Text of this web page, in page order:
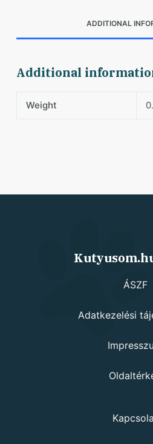
ADDITIONAL
Additional
Weight
ÁSZF
Adatkezelési